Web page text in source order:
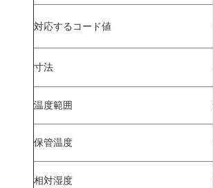
対応するコード値
寸法
温度範囲
保管温度
相対湿度